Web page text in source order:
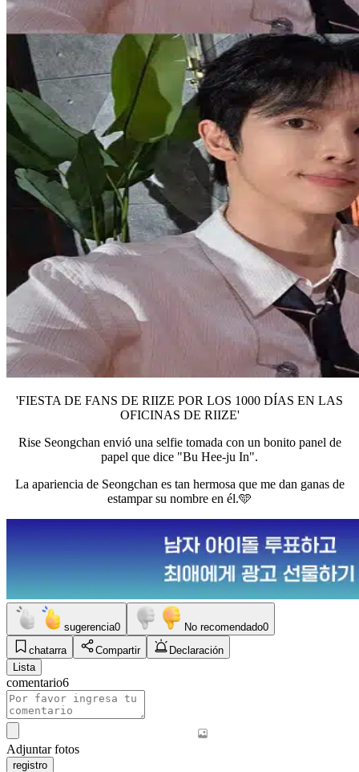
'FIESTA DE FANS DE RIIZE POR LOS 1000 DÍAS EN LAS
OFICINAS DE RIIZE'
Rise Seongchan envió una selfie tomada con un bonito panel de
papel que dice "Bu Hee-ju In".
La apariencia de Seongchan es tan hermosa que me dan ganas de
estampar su nombre en él.🩵
sugerencia0 No recomendado0
chatarra
Compartir
Declaración
Lista
comentario6
Adjuntar fotos
registro